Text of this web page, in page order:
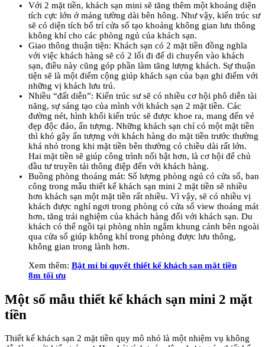
Với 2 mặt tiền, khách sạn mini sẽ tăng thêm một khoảng diện
tích cực lớn ở mảng tường dài bên hông. Như vậy, kiến trúc sư
sẽ có diện tích bố trí cửa sổ tạo khoảng không gian lưu thông
không khí cho các phòng ngủ của khách sạn.
Giao thông thuận tiện: Khách sạn có 2 mặt tiền đồng nghĩa
với việc khách hàng sẽ có 2 lối đi để di chuyển vào khách
sạn, điều này cũng góp phần làm tăng lượng khách. Sự thuận
tiện sẽ là một điểm cộng giúp khách sạn của bạn ghi điểm với
những vị khách lưu trú.
Nhiều “đất diễn”: Kiến trúc sư sẽ có nhiều cơ hội phô diễn tài
năng, sự sáng tạo của mình với khách sạn 2 mặt tiền. Các
đường nét, hình khối kiến trúc sẽ được khoe ra, mang đến vẻ
đẹp độc đáo, ấn tượng. Những khách sạn chỉ có một mặt tiền
thì khó gây ấn tượng với khách hàng do mặt tiền trước thường
khá nhỏ trong khi mặt tiền bên thường có chiều dài rất lớn.
Hai mặt tiền sẽ giúp công trình nổi bật hơn, là cơ hội để chủ
đầu tư truyền tải thông điệp đến với khách hàng.
Buồng phòng thoáng mát: Số lượng phòng ngủ có cửa sổ, ban
công trong mẫu thiết kế khách sạn mini 2 mặt tiền sẽ nhiều
hơn khách sạn một mặt tiền rất nhiều. Vì vậy, sẽ có nhiều vị
khách được nghỉ ngơi trong phòng có cửa sổ view thoáng mát
hơn, tăng trải nghiệm của khách hàng đối với khách sạn. Du
khách có thể ngồi tại phòng nhìn ngắm khung cảnh bên ngoài
qua cửa sổ giúp không khí trong phòng được lưu thông,
không gian trong lành hơn.
Xem thêm: Bật mí bí quyết thiết kế khách sạn mặt tiền
8m tối ưu
Một số mẫu thiết kế khách sạn mini 2 mặt
tiền
Thiết kế khách sạn 2 mặt tiền quy mô nhỏ là một nhiệm vụ không